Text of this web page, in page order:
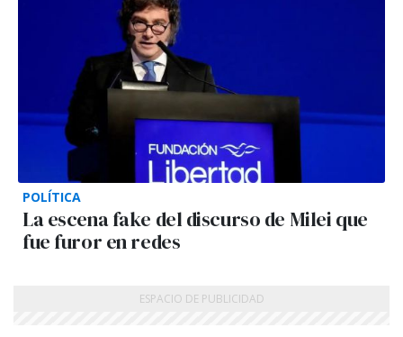
POLÍTICA
La escena fake del discurso de Milei que
fue furor en redes